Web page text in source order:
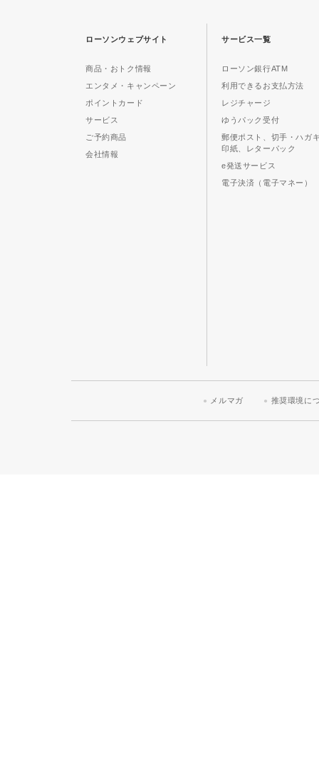
ローソンウェブサイト
商品・おトク情報
エンタメ・キャンペーン
ポイントカード
サービス
ご予約商品
会社情報
サービス一覧
ローソン銀行ATM
利用できるお支払方法
レジチャージ
ゆうパック受付
郵便ポスト、切手・ハガ
印紙、レターパック
e発送サービス
電子決済（電子マネー）
メルマガ 推奨環境に